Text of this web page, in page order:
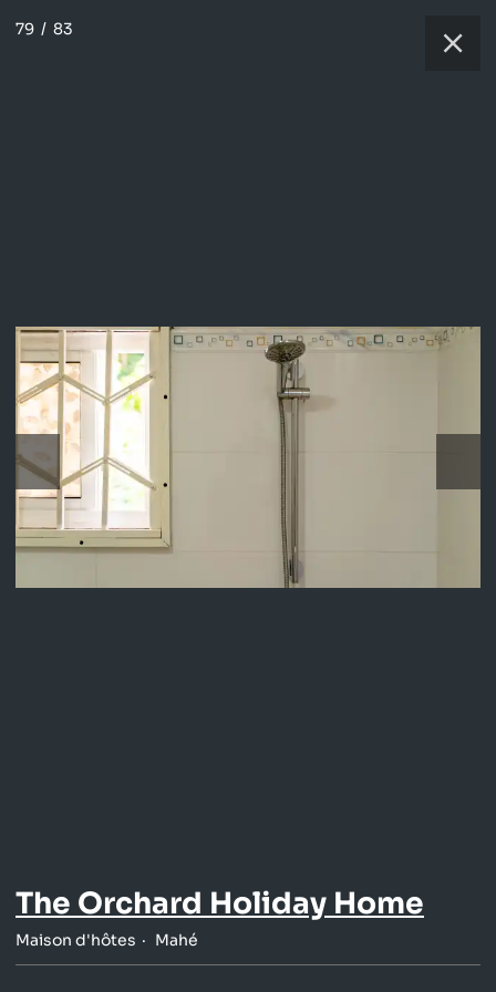
79 / 83
The Orchard Holiday Home
Maison d'hôtes Mahé